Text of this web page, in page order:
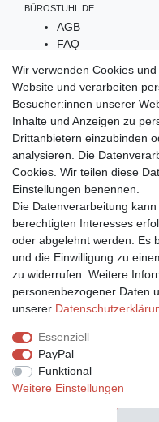
BÜROSTUHL.DE
AGB
FAQ
Datenschutz
Impressum
UNSERE ZAHLARTEN
Wir verwenden Cookies
Website und verarbeiten
Besucher:innen unserer
Inhalte und Anzeigen zu
Drittanbietern einzubinden
analysieren. Die
Cookies. Wir teilen diese
Einstellungen benennen.
Die Datenverarbeitung
berechtigten Interesses
oder abgelehnt werden. Es
und die Einwilligung zu
zu widerrufen. Weitere
personenbezogener Daten
unserer
Essenziell
PayPal
Funktional
Weitere Einstellungen